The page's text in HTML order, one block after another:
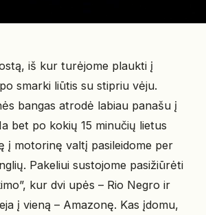
iš kur turėjome plaukti į
smarki liūtis su stipriu vėju.
bangas atrodė labiau panašu į
bet po kokių 15 minučių lietus
į motorinę valtį pasileidome per
Pakeliui sustojome pasižiūrėti
kur dvi upės – Rio Negro ir
į vieną – Amazonę. Kas įdomu,